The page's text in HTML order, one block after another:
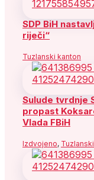
SDP BiH
riječi“
Tuzlanski kanton
Sulude tvrdnje
propast
Vlada FBiH
Izdvojeno,